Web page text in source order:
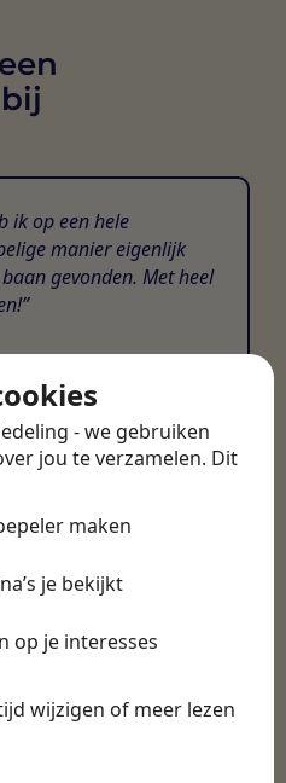
- we gebruiken
jou te verzamelen. Dit
maken
je bekijkt
op je interesses
wijzigen of meer lezen
ik op een hele
manier eigenlijk
gevonden. Met heel